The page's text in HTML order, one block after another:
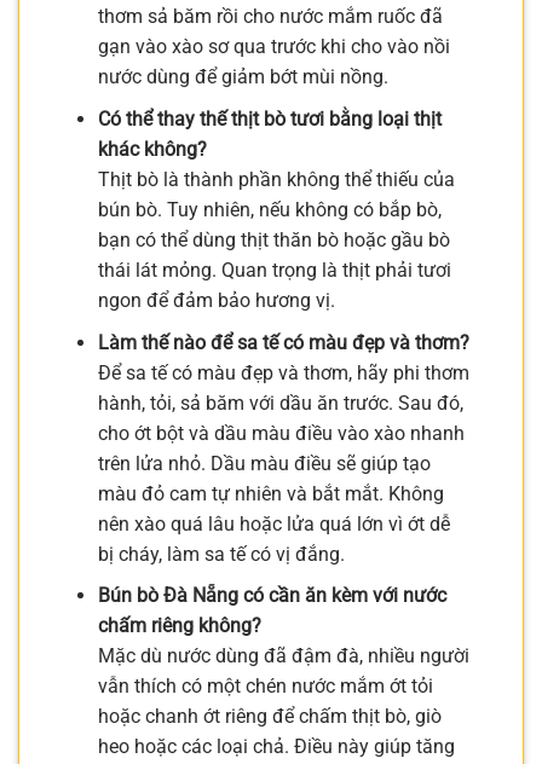
thơm sả băm rồi cho nước mắm ruốc đã
gạn vào xào sơ qua trước khi cho vào nồi
nước dùng để giảm bớt mùi nồng.
Có thể thay thế thịt bò tươi bằng loại thịt
khác không?
Thịt bò là thành phần không thể thiếu của
bún bò. Tuy nhiên, nếu không có bắp bò,
bạn có thể dùng thịt thăn bò hoặc gầu bò
thái lát mỏng. Quan trọng là thịt phải tươi
ngon để đảm bảo hương vị.
Làm thế nào để sa tế có màu đẹp và thơm?
Để sa tế có màu đẹp và thơm, hãy phi thơm
hành, tỏi, sả băm với dầu ăn trước. Sau đó,
cho ớt bột và dầu màu điều vào xào nhanh
trên lửa nhỏ. Dầu màu điều sẽ giúp tạo
màu đỏ cam tự nhiên và bắt mắt. Không
nên xào quá lâu hoặc lửa quá lớn vì ớt dễ
bị cháy, làm sa tế có vị đắng.
Bún bò Đà Nẵng có cần ăn kèm với nước
chấm riêng không?
Mặc dù nước dùng đã đậm đà, nhiều người
vẫn thích có một chén nước mắm ớt tỏi
hoặc chanh ớt riêng để chấm thịt bò, giò
heo hoặc các loại chả. Điều này giúp tăng